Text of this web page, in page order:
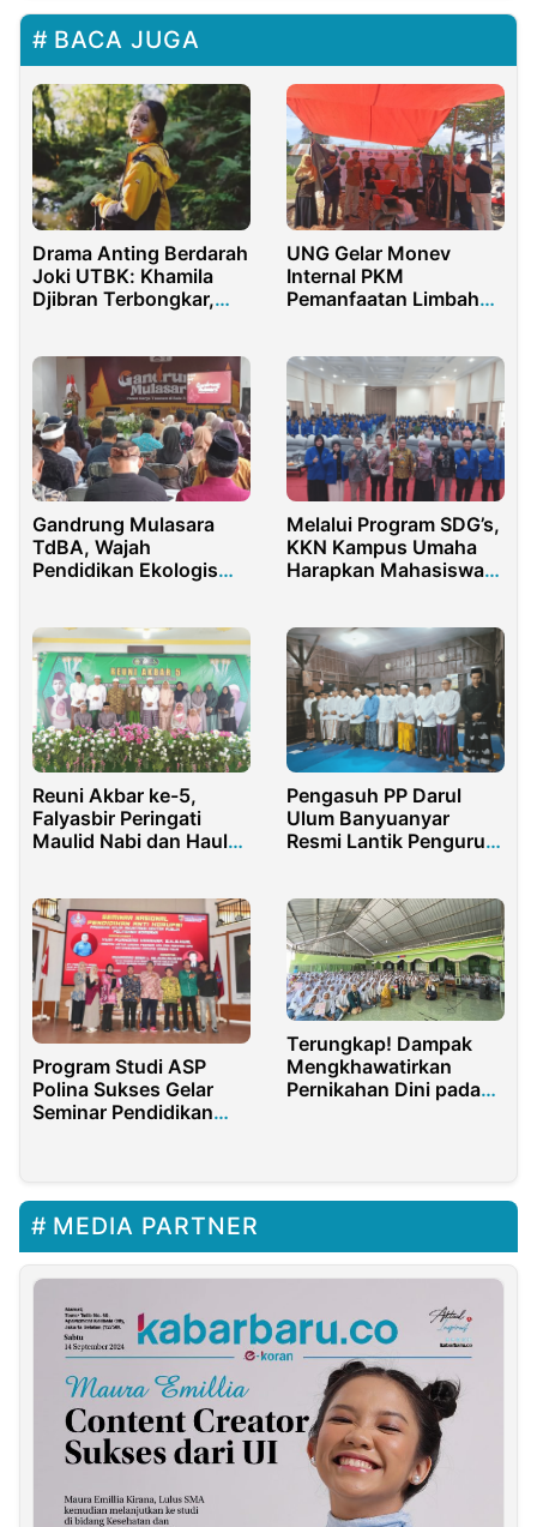
BACA JUGA
Drama Anting Berdarah
Joki UTBK: Khamila
Djibran Terbongkar,
UNG Gelar Monev
Internal PKM
Pemanfaatan Limbah
Sampaikan Apresiasi
Gandrung Mulasara
TdBA, Wajah
Pendidikan Ekologis
Melalui Program SDG’s,
KKN Kampus Umaha
Harapkan Mahasiswa
Masyarakat Sidoarjo
Reuni Akbar ke-5,
Falyasbir Peringati
Maulid Nabi dan Haul
Pengasuh PP Darul
Ulum Banyuanyar
Resmi Lantik Pengurus
Program Studi ASP
Polina Sukses Gelar
Seminar Pendidikan
Terungkap! Dampak
Mengkhawatirkan
Pernikahan Dini pada
MEDIA PARTNER